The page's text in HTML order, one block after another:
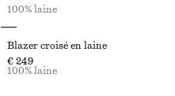
100% laine
Blazer croisé en laine
€ 249
100% laine